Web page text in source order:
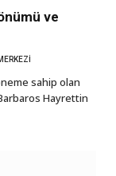
ve
sahip olan
Hayrettin